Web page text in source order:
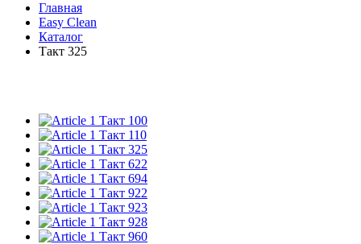
Главная
Easy Clean
Каталог
Такт 325
Такт 100
Такт 110
Такт 325
Такт 622
Такт 694
Такт 922
Такт 923
Такт 928
Такт 960